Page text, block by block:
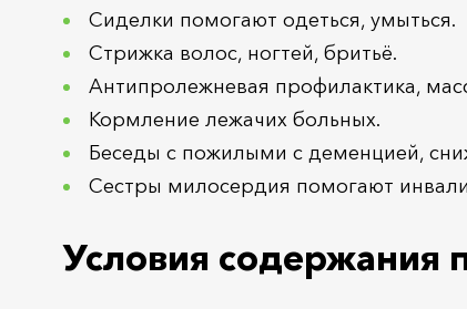
Сиделки помогают одеться, умыться.
Стрижка волос, ногтей, бритьё.
Антипролежневая профилактика,
Кормление лежачих больных.
Беседы с пожилыми с деменцией,
Сестры милосердия помогают
Условия содержания